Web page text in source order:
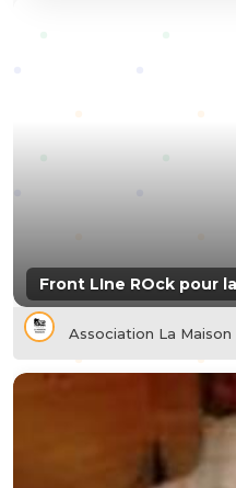
Front LIne ROck pour
Association La Maison